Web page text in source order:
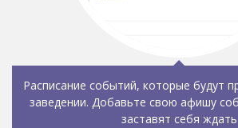
Расписание событий, которые будут
заведении. Добавьте свою афишу
заставят себя ждать